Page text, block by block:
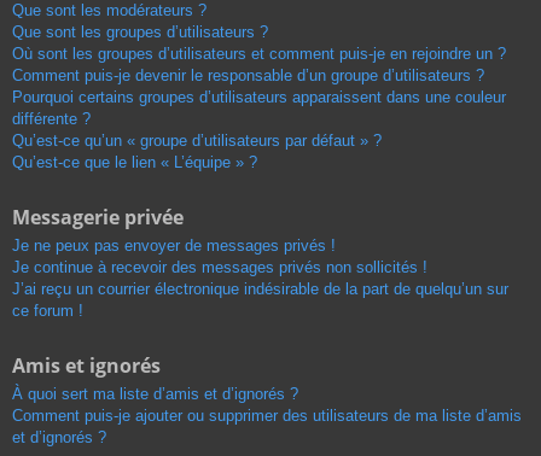
Que sont les modérateurs ?
Que sont les groupes d’utilisateurs ?
Où sont les groupes d’utilisateurs et comment puis-je en rejoindre un ?
Comment puis-je devenir le responsable d’un groupe d’utilisateurs ?
Pourquoi certains groupes d’utilisateurs apparaissent dans une couleur
différente ?
Qu’est-ce qu’un « groupe d’utilisateurs par défaut » ?
Qu’est-ce que le lien « L’équipe » ?
Messagerie privée
Je ne peux pas envoyer de messages privés !
Je continue à recevoir des messages privés non sollicités !
J’ai reçu un courrier électronique indésirable de la part de quelqu’un sur
ce forum !
Amis et ignorés
À quoi sert ma liste d’amis et d’ignorés ?
Comment puis-je ajouter ou supprimer des utilisateurs de ma liste d’amis
et d’ignorés ?